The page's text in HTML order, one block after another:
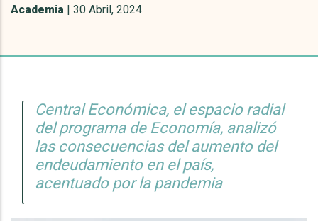
Academia | 30 Abril, 2024
Central Económica, el espacio radial
del programa de Economía, analizó
las consecuencias del aumento del
endeudamiento en el país,
acentuado por la pandemia